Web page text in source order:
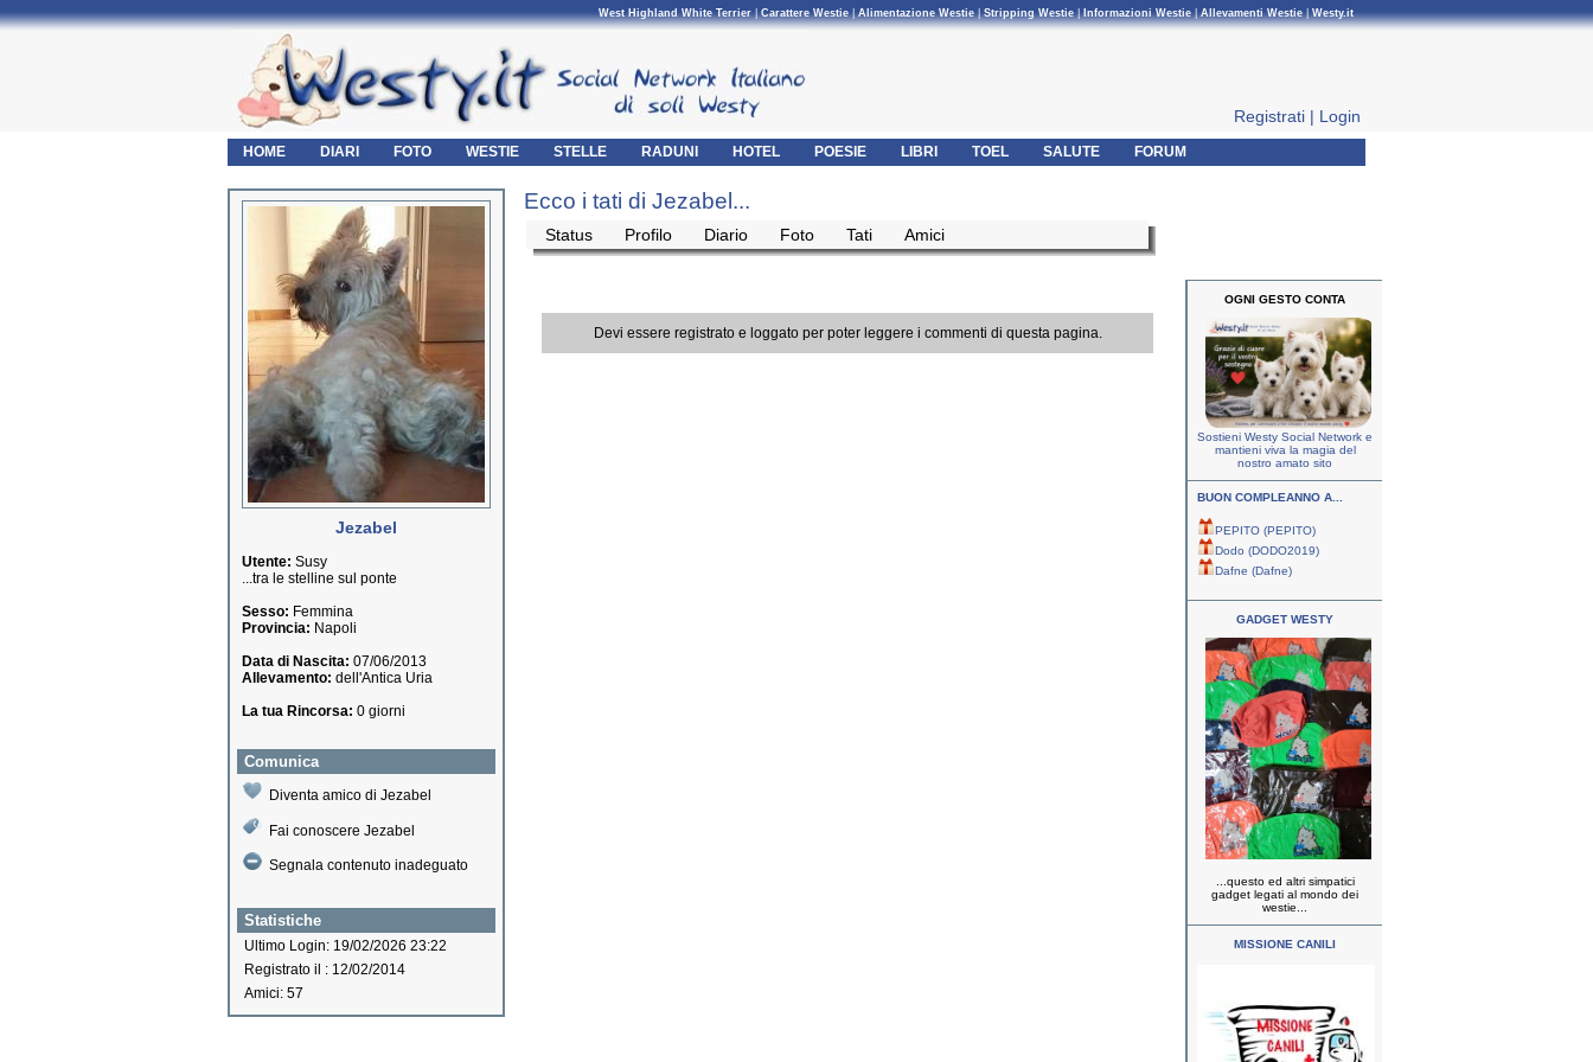
West Highland White Terrier|Carattere Westie|Alimentazione Westie|Stripping Westie| Informazioni Westie|Allevamenti Westie|Westy.it
Registrati | Login
HOME DIARI FOTO WESTIE STELLE RADUNI HOTEL POESIE LIBRI TOEL SALUTE FORUM
Jezabel
Utente: Susy
...tra le stelline sul ponte
Sesso: Femmina
Provincia: Napoli
Data di Nascita: 07/06/2013
Allevamento: dell'Antica Uria
La tua Rincorsa: 0 giorni
Comunica
Diventa amico di Jezabel
Fai conoscere Jezabel
Segnala contenuto inadeguato
Statistiche
Ultimo Login: 19/02/2026 23:22
Registrato il : 12/02/2014
Amici: 57
Ecco i tati di Jezabel...
Status Profilo Diario Foto Tati Amici
Devi essere registrato e loggato per poter leggere i commenti di questa pagina.
OGNI GESTO CONTA
Sostieni Westy Social Network e
mantieni viva la magia del
nostro amato sito
BUON COMPLEANNO A...
PEPITO (PEPITO)
Dodo (DODO2019)
Dafne (Dafne)
GADGET WESTY
...questo ed altri simpatici
gadget legati al mondo dei
westie...
MISSIONE CANILI